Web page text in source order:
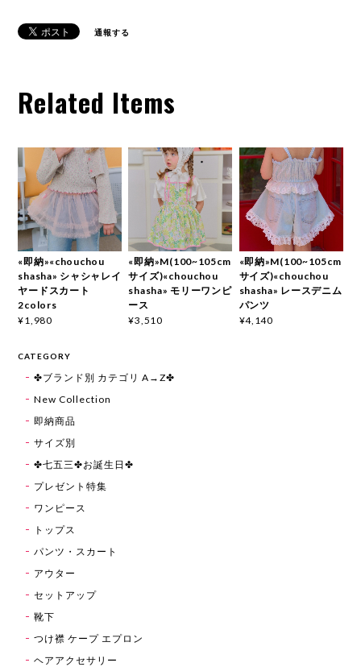
通報する
Related Items
«即納»«chouchou
shasha» シャシャレイ
ヤードスカート
2colors
¥1,980
«即納»M(100~105cm
サイズ)«chouchou
shasha» モリーワンピ
ース
¥3,510
«即納»M(100~105cm
サイズ)«chouchou
shasha» レースデニム
パンツ
¥4,140
CATEGORY
✤ブランド別 カテゴリ A→Z✤
New Collection
即納商品
サイズ別
✤七五三✤お誕生日✤
プレゼント特集
ワンピース
トップス
パンツ・スカート
アウター
セットアップ
靴下
つけ襟 ケープ エプロン
ヘアアクセサリー